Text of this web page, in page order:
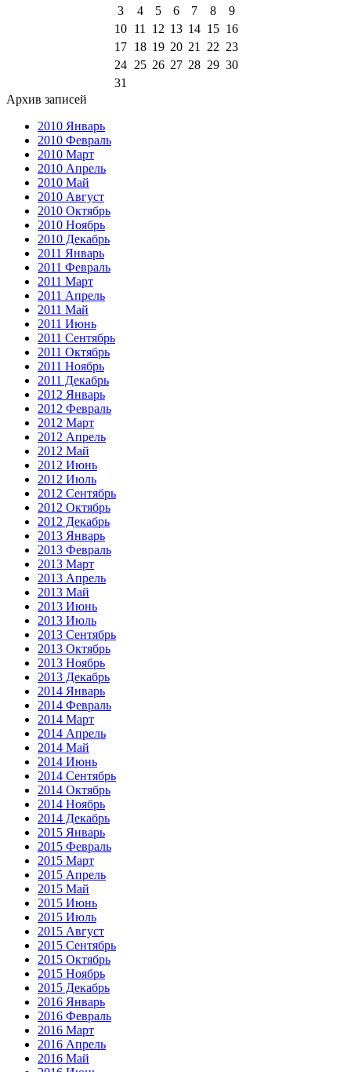
3
4 5 6 7 8
9
10 11 12 13 14 15 16
17 18 19 20 21 22 23
24 25 26 27 28 29 30
31
Архив записей
2010 Январь
2010 Февраль
2010 Март
2010 Апрель
2010 Май
2010 Август
2010 Октябрь
2010 Ноябрь
2010 Декабрь
2011 Январь
2011 Февраль
2011 Март
2011 Апрель
2011 Май
2011 Июнь
2011 Сентябрь
2011 Октябрь
2011 Ноябрь
2011 Декабрь
2012 Январь
2012 Февраль
2012 Март
2012 Апрель
2012 Май
2012 Июнь
2012 Июль
2012 Сентябрь
2012 Октябрь
2012 Декабрь
2013 Январь
2013 Февраль
2013 Март
2013 Апрель
2013 Май
2013 Июнь
2013 Июль
2013 Сентябрь
2013 Октябрь
2013 Ноябрь
2013 Декабрь
2014 Январь
2014 Февраль
2014 Март
2014 Апрель
2014 Май
2014 Июнь
2014 Сентябрь
2014 Октябрь
2014 Ноябрь
2014 Декабрь
2015 Январь
2015 Февраль
2015 Март
2015 Апрель
2015 Май
2015 Июнь
2015 Июль
2015 Август
2015 Сентябрь
2015 Октябрь
2015 Ноябрь
2015 Декабрь
2016 Январь
2016 Февраль
2016 Март
2016 Апрель
2016 Май